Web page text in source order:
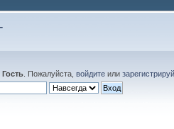
Гость . Пожалуйста,войдите или